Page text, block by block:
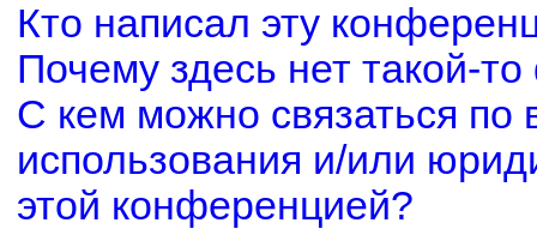
Кто написал эту
Почему здесь нет такой-
С кем можно связаться по
использования и/или
этой конференцией?